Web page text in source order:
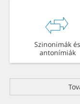
Szinonimák és
antonímiák